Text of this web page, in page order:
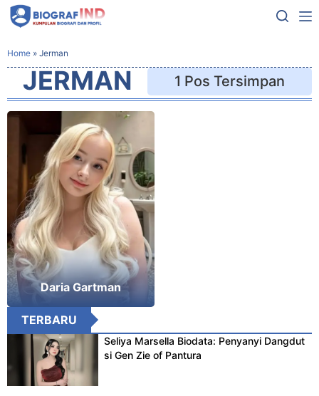
Home » Jerman
JERMAN 1 Pos Tersimpan
Daria Gartman
TERBARU
Seliya Marsella Biodata: Penyanyi Dangdut
si Gen Zie of Pantura